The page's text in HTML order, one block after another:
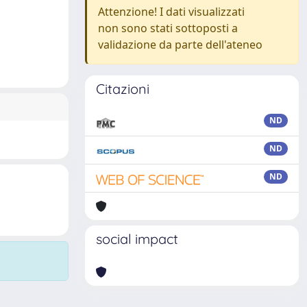
Attenzione! I dati visualizzati
non sono stati sottoposti a
validazione da parte dell'ateneo
Citazioni
ND
ND
ND
social impact